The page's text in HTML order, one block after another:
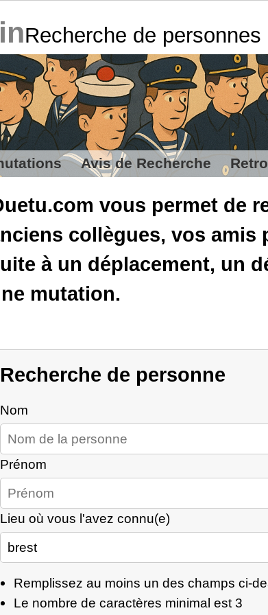
Recherche de personnes
Avis de Recherche
vous permet de
collègues, vos amis
à un déplacement, un
mutation.
Recherche de personne
Nom
Prénom
Lieu où vous l'avez connu(e)
Remplissez au moins un des champs ci-
Le nombre de caractères minimal est 3